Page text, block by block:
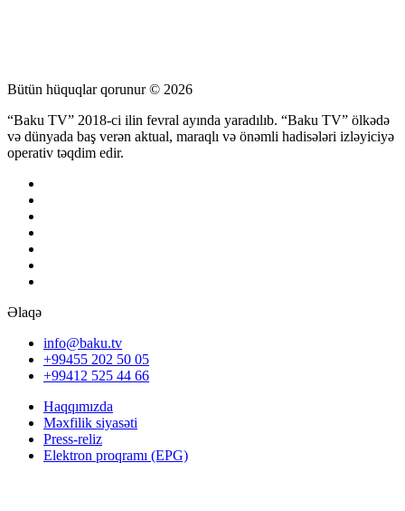
Bütün hüquqlar qorunur © 2026
“Baku TV” 2018-ci ilin fevral ayında yaradılıb. “Baku TV” ölkədə
və dünyada baş verən aktual, maraqlı və önəmli hadisələri izləyiciyə
operativ təqdim edir.
Əlaqə
info@baku.tv
+99455 202 50 05
+99412 525 44 66
Haqqımızda
Məxfilik siyasəti
Press-reliz
Elektron proqramı (EPG)